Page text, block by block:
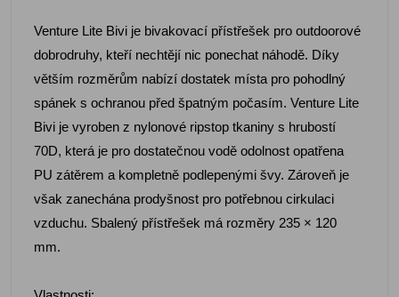
Venture Lite Bivi je bivakovací přístřešek pro outdoorové
dobrodruhy, kteří nechtějí nic ponechat náhodě. Díky
větším rozměrům nabízí dostatek místa pro pohodlný
spánek s ochranou před špatným počasím. Venture Lite
Bivi je vyroben z nylonové ripstop tkaniny s hrubostí
70D, která je pro dostatečnou vodě odolnost opatřena
PU zátěrem a kompletně podlepenými švy. Zároveň je
však zanechána prodyšnost pro potřebnou cirkulaci
vzduchu. Sbalený přístřešek má rozměry 235 × 120
mm.